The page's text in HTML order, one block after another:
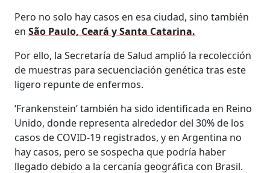
Pero no solo hay casos en esa ciudad, sino también
enSão Paulo, Ceará y Santa Catarina.
Por ello, la Secretaría de Salud amplió la recolección
de muestras para secuenciación genética tras este
ligero repunte de enfermos.
‘Frankenstein’ también ha sido identificada en Reino
Unido, donde representa alrededor del 30% de los
casos de COVID-19 registrados, y en Argentina no
hay casos, pero se sospecha que podría haber
llegado debido a la cercanía geográfica con Brasil.